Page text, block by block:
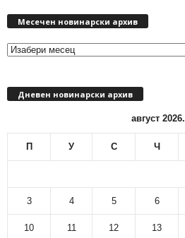
Месечен новинарски архив
в
а
р
с
к
Дневен новинарски архив
август 2026.
П У С Ч
3 4 5 6
10 11 12 13